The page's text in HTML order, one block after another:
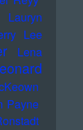
Lauryn
Lee
Lena
Payne